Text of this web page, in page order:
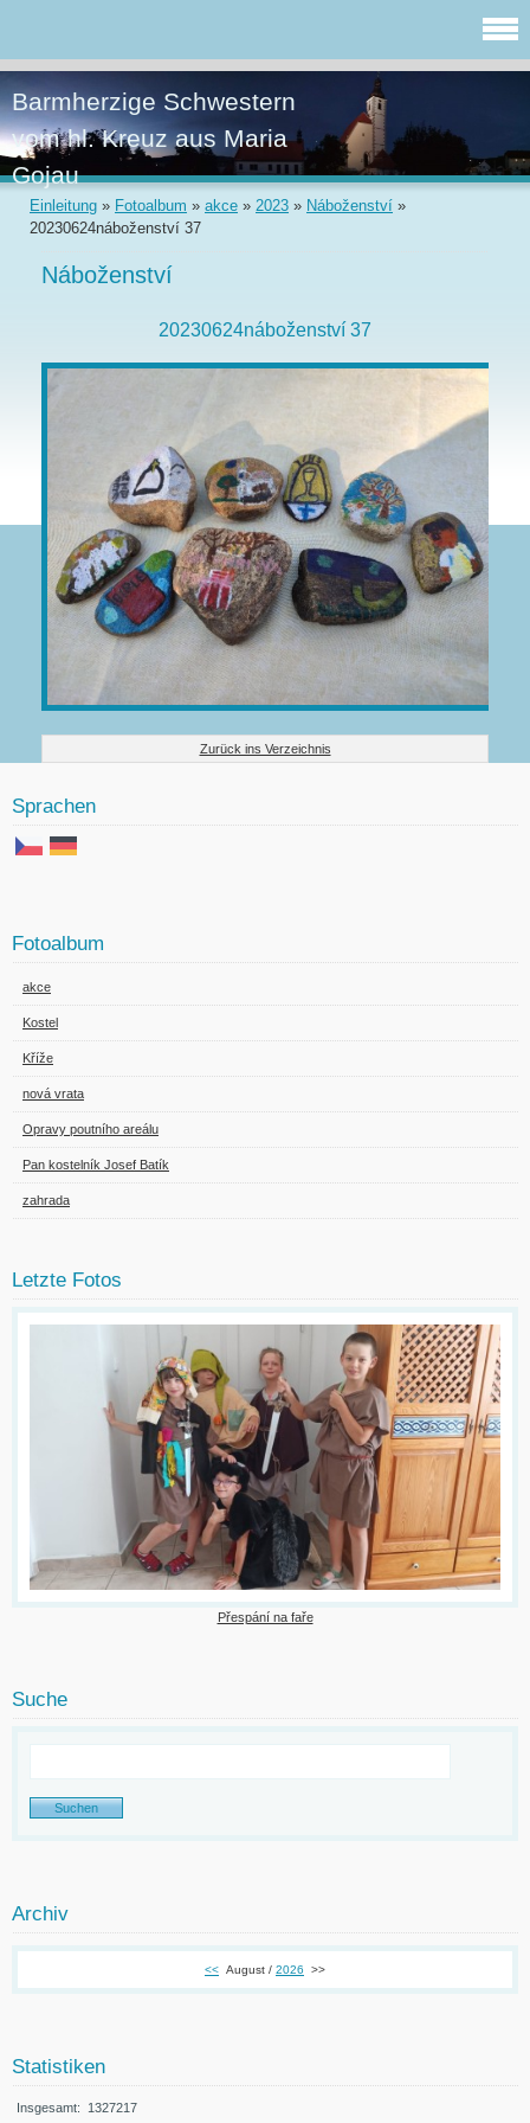
Barmherzige Schwestern
vom hl. Kreuz aus Maria
Gojau
Einleitung » Fotoalbum » akce » 2023 » Náboženství »
20230624náboženství 37
Náboženství
20230624náboženství 37
Zurück ins Verzeichnis
Sprachen
Fotoalbum
akce
Kostel
Kříže
nová vrata
Opravy poutního areálu
Pan kostelník Josef Batík
zahrada
Letzte Fotos
Přespání na faře
Suche
Archiv
<< August / 2026 >>
Statistiken
Insgesamt: 1327217